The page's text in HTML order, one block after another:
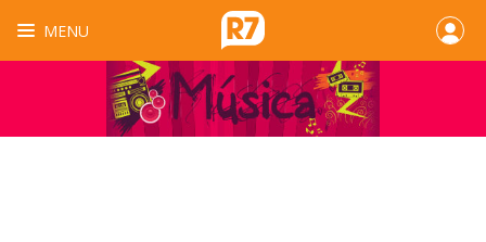
MENU